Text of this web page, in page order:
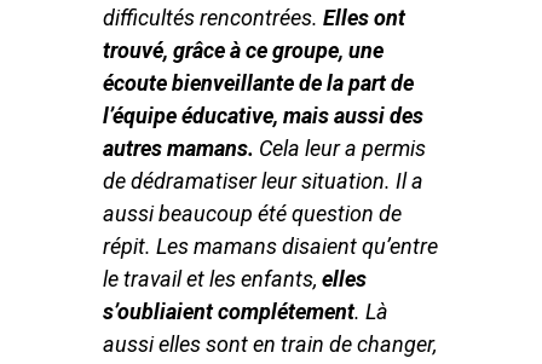
difficultés rencontrées. Elles ont
trouvé, grâce à ce groupe, une
écoute bienveillante de la part de
l’équipe éducative, mais aussi des
autres mamans. Cela leur a permis
de dédramatiser leur situation. Il a
aussi beaucoup été question de
répit. Les mamans disaient qu’entre
le travail et les enfants, elles
s’oubliaient complétement. Là
aussi elles sont en train de changer,